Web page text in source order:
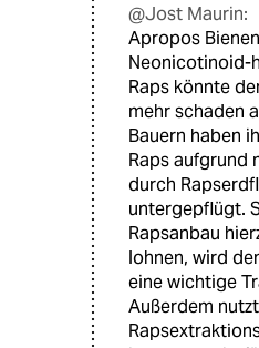
@Jost Maurin:
Apropos
Neonicotinoid-
Raps könnte
mehr schaden
Bauern haben
Raps aufgrund
durch
untergepflügt.
Rapsanbau
lohnen, wird
eine wichtige
Außerdem